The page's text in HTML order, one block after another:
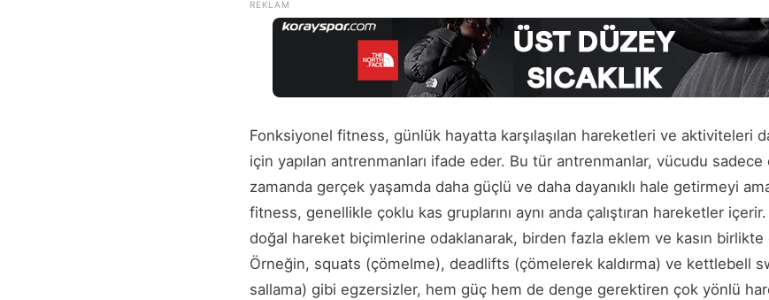
Fonksiyonel fitness, günlük hayatta karşılaşılan hareketleri ve aktiviteleri
için yapılan antrenmanları ifade eder. Bu tür antrenmanlar, vücudu
zamanda gerçek yaşamda daha güçlü ve daha dayanıklı hale getirmeyi
fitness, genellikle çoklu kas gruplarını aynı anda çalıştıran hareketler
doğal hareket biçimlerine odaklanarak, birden fazla eklem ve kasın birlikte
Örneğin, squats (çömelme), deadlifts (çömelerek kaldırma) ve kettlebell
sallama) gibi egzersizler, hem güç hem de denge gerektiren çok yönlü